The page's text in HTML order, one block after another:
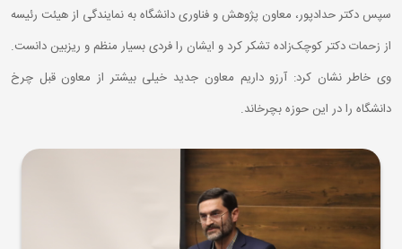
سپس دکتر حدادپور، معاون پژوهش و فناوری دانشگاه به نمایندگی از هیئت رئیسه
از زحمات دکتر کوچک‌زاده تشکر کرد و ایشان را فردی بسیار منظم و ریزبین دانست.
وی خاطر نشان کرد: آرزو داریم معاون جدید خیلی بیشتر از معاون قبل چرخ
دانشگاه را در این حوزه بچرخاند.